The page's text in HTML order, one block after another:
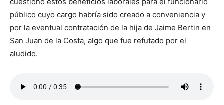
cuestionó estos beneficios laborales para el funcionario
público cuyo cargo habría sido creado a conveniencia y
por la eventual contratación de la hija de Jaime Bertin en
San Juan de la Costa, algo que fue refutado por el
aludido.